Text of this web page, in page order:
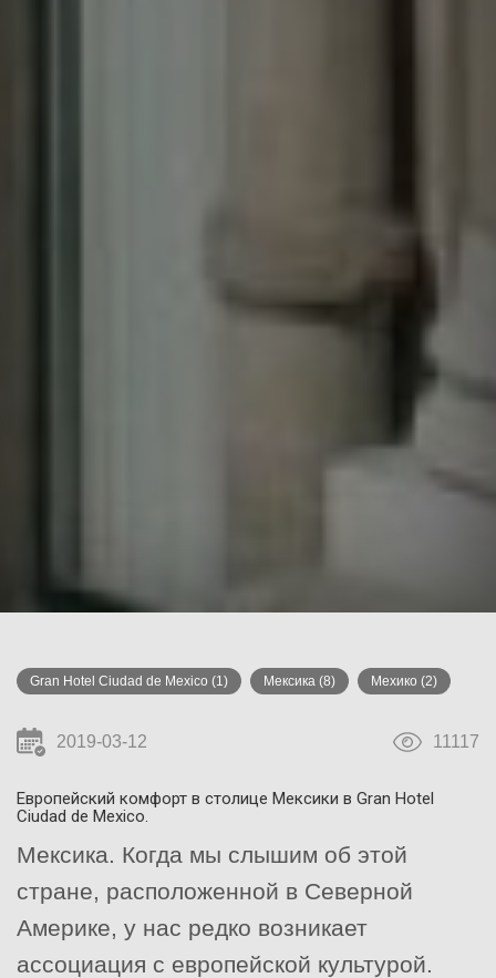
Gran Hotel Ciudad de Mexico (1) Мексика (8) Мехико (2)
2019-03-12 11117
Европейский комфорт в столице Мексики в Gran Hotel
Ciudad de Mexico.
Мексика. Когда мы слышим об этой
стране, расположенной в Северной
Америке, у нас редко возникает
ассоциация с европейской культурой.